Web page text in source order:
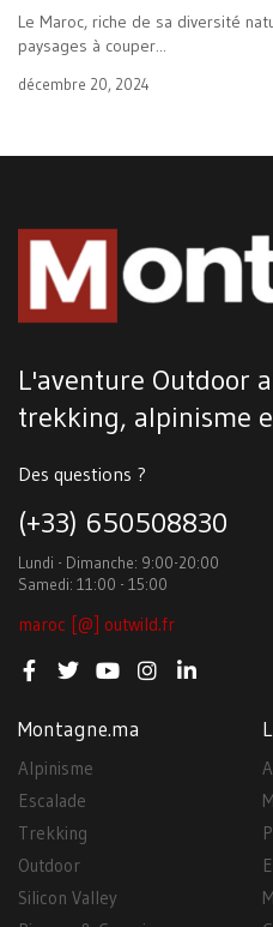
Le Maroc, riche de sa diversité
paysages à couper...
décembre 20, 2024
L'aventure Outdoor
trekking, alpinisme
Des questions ?
(+33) 650508830
Lundi - Dimanche: 9:00-20:00
Samedi: 11:00 - 15:00
maroc [@] outwild.fr
Montagne.ma
Alpinisme
Escalade
Trekking
Outdoor
Silicon Valley